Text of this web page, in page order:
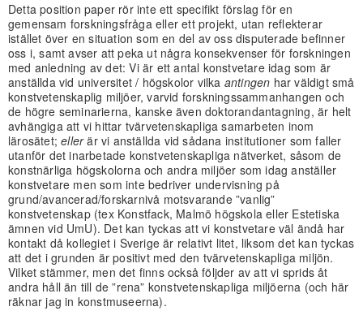
Detta position paper rör inte ett specifikt förslag för en
gemensam forskningsfråga eller ett projekt, utan reflekterar
istället över en situation som en del av oss disputerade befinner
oss i, samt avser att peka ut några konsekvenser för forskningen
med anledning av det: Vi är ett antal konstvetare idag som är
anställda vid universitet / högskolor vilka antingen har väldigt små
konstvetenskaplig miljöer, varvid forskningssammanhangen och
de högre seminarierna, kanske även doktorandantagning, är helt
avhängiga att vi hittar tvärvetenskapliga samarbeten inom
lärosätet;ellerär vi anställda vid sådana institutioner som faller
utanför det inarbetade konstvetenskapliga nätverket, såsom de
konstnärliga högskolorna och andra miljöer som idag anställer
konstvetare men som inte bedriver undervisning på
grund/avancerad/forskarnivå motsvarande ”vanlig”
konstvetenskap (tex Konstfack, Malmö högskola eller Estetiska
ämnen vid UmU). Det kan tyckas att vi konstvetare väl ändå har
kontakt då kollegiet i Sverige är relativt litet, liksom det kan tyckas
att det i grunden är positivt med den tvärvetenskapliga miljön.
Vilket stämmer, men det finns också följder av att vi sprids åt
andra håll än till de ”rena” konstvetenskapliga miljöerna (och här
räknar jag in konstmuseerna).